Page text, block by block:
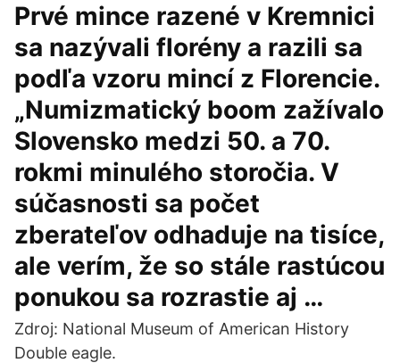
Prvé mince razené v Kremnici
sa nazývali florény a razili sa
podľa vzoru mincí z Florencie.
„Numizmatický boom zažívalo
Slovensko medzi 50. a 70.
rokmi minulého storočia. V
súčasnosti sa počet
zberateľov odhaduje na tisíce,
ale verím, že so stále rastúcou
ponukou sa rozrastie aj …
Zdroj: National Museum of American History
Double eagle.